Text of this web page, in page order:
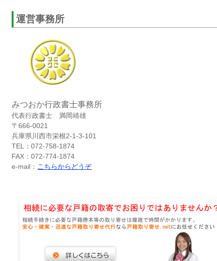
運営事務所
みつおか行政書士事務所
代表行政書士 満岡靖雄
〒666-0021
兵庫県川西市栄根2-1-3-101
TEL：072-758-1874
FAX：072-774-1874
e-mail： こちらからどうぞ